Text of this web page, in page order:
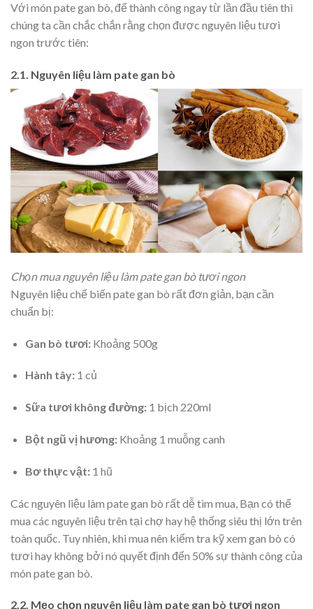
Với món pate gan bò, để thành công ngay từ lần đầu tiên thì
chúng ta cần chắc chắn rằng chọn được nguyên liệu tươi
ngon trước tiên:
2.1. Nguyên liệu làm pate gan bò
Chọn mua nguyên liệu làm pate gan bò tươi ngon
Nguyên liệu chế biến pate gan bò rất đơn giản, bạn cần
chuẩn bị:
Gan bò tươi:Khoảng 500g
Hành tây:1 củ
Sữa tươi không đường:1 bịch 220ml
Bột ngũ vị hương:Khoảng 1 muỗng canh
Bơ thực vật:1 hũ
Các nguyên liệu làm pate gan bò rất dễ tìm mua, Bạn có thể
mua các nguyên liệu trên tại chợ hay hệ thống siêu thị lớn trên
toàn quốc. Tuy nhiên, khi mua nên kiểm tra kỹ xem gan bò có
tươi hay không bởi nó quyết định đến 50% sự thành công của
món pate gan bò.
2.2. Mẹo chọn nguyên liệu làm pate gan bò tươi ngon